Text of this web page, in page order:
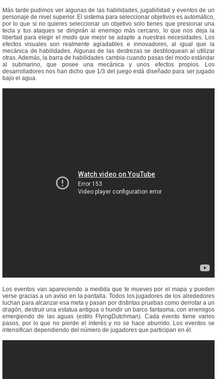
Más tarde pudimos ver algunas de las habilidades, jugabilidad y eventos de un
personaje de nivel superior. El sistema para seleccionar objetivos es automático,
por lo que si no quieres seleccionar un objetivo solo tienes que presionar una
tecla y tus ataques se dirigirán al enemigo más cercano, lo que nos deja la
libertad para elegir el modo que mejor se adapte a nuestras necesidades. Los
efectos visuales son realmente agradables e innovadores, al igual que la
mecánica de habilidades. Algunas de las destrezas se desbloquean al utilizar
otras. Además, la barra de habilidades cambia cuando pasas del modo estándar
al submarino, que posee una mecánica y unos efectos propios. Los
desarrolladores nos han dicho que 1/3 del juego está diseñado para ser jugado
bajo el agua.
Los eventos van apareciendo a medida que te mueves por el mapa y pueden
verse gracias a un aviso en la pantalla. Todos los jugadores de los alrededores
luchan para alcanzar esa meta y pasan por distintas pruebas como derrotar a un
dragón, destruir una estatua antigua o hundir un barco fantasma, con enemigos
emergiendo de las aguas (estilo FlyingDutchman). Cada evento tiene varios
pasos, por lo que no pierde el interés y no se hace aburrido. Los eventos se
intensifican dependiendo del número de jugadores que participan en él.